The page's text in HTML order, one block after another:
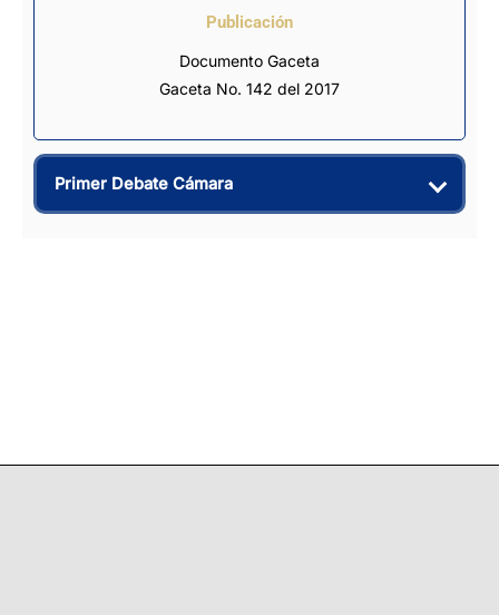
Publicación
Documento Gaceta
Gaceta No. 142 del 2017
Primer Debate Cámara